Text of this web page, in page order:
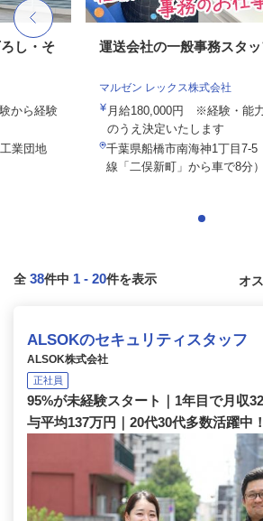
し・そ
から経験
業団地
運送会社の一般事務スタッ
マルゼン レックス株式会社
月給180,000円 ※経験・能
のうえ決定いたします
千葉県船橋市南海神1丁目7-5
線「二俣新町」から車で8分）
全 38件中 1 - 20件を表示
ALSOKのセキュリティスタッフ
ALSOK株式会社
正社員
95%が未経験スタート｜1年目で月収
与平均137万円｜20代30代多数活躍中！